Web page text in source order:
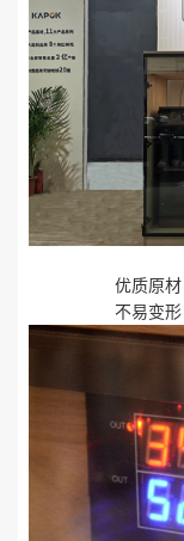
优质原材
不易变形